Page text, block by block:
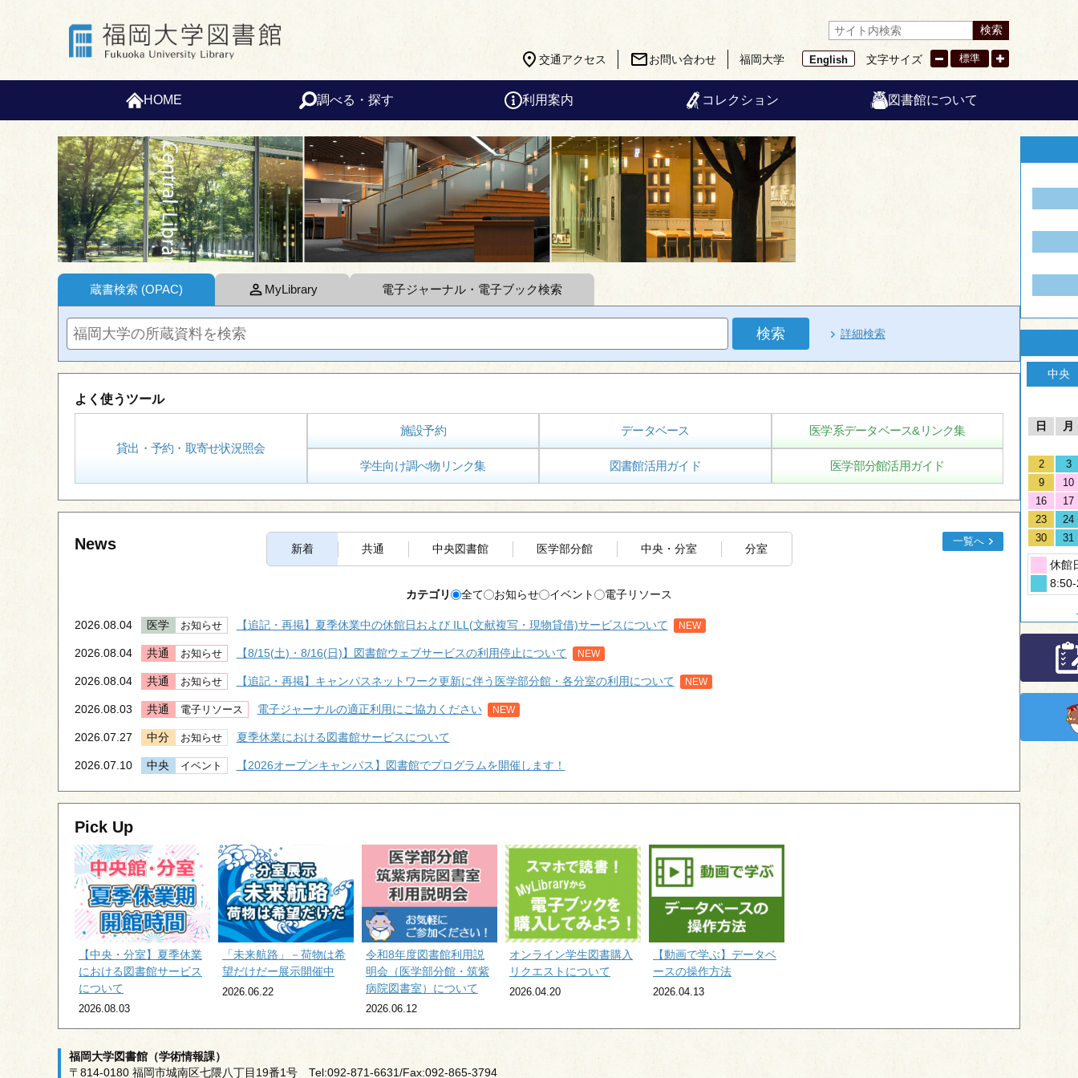
交通アクセス お問い合わせ 福岡大学
検索
English 文字サイズ 標準
HOME 調べる・探す 利用案内 コレクション 図書館について
蔵書検索 (OPAC) MyLibrary 電子ジャーナル・ 電子ブック検索
検索 詳細検索
よく使うツール
貸出・予約・取寄せ状況照会
施設予約
学生向け調べ物リンク集
データベース
図書館活用ガイド
医学系データベース&リンク集
医学部分館活用ガイド
News 新着 共通 中央図書館 医学部分館 中央・分室 分室
一覧へ
カテゴリ 全て お知らせ イベント 電子リソース
2026.08.04 医学 お知らせ 【追記・再掲】夏季休業中の休館日および ILL(文献複写・現物貸借)サービスについて NEW
2026.08.04 共通 お知らせ 【8/15(土)・8/16(日)】図書館ウェブサービスの利用停止について NEW
2026.08.04 共通 お知らせ 【追記・再掲】キャンパスネットワーク更新に伴う医学部分館・各分室の利用について NEW
2026.08.03 共通 電子リソース 電子ジャーナルの適正利用にご協力ください NEW
2026.07.27 中分 お知らせ 夏季休業における図書館サービスについて
2026.07.10 中央 イベント 【2026オープンキャンパス】図書館でプログラムを開催します！
Pick Up
【中央・分室】夏季休業
における図書館サービス
について
2026.08.03
「未来航路」－荷物は希
望だけだー展示開催中
2026.06.22
令和8年度図書館利用説
明会（医学部分館・筑紫
病院図書室）について
2026.06.12
オンライン学生図書購入
リクエストについて
2026.04.20
【動画で学ぶ】データベ
ースの操作方法
2026.04.13
福岡大学図書館（学術情報課）
〒814-0180 福岡市城南区七隈八丁目19番1号 Tel:092-871-6631/Fax:092-865-3794
中央
日 月
2
3
9
10
16
17
23
24
30
31
休館